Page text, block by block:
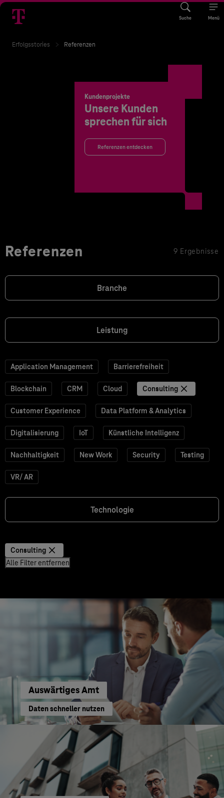
Suche Menü
Erfolgsstories Referenzen
Kundenprojekte
Unsere Kunden
sprechen für sich
Referenzen entdecken
Referenzen 9 Ergebnisse
Branche
Leistung
Application Management Barrierefreiheit
Blockchain CRM Cloud Consulting
Customer Experience Data Platform & Analytics
Digitalisierung IoT Künstliche Intelligenz
Nachhaltigkeit New Work Security Testing
VR/ AR
Technologie
Consulting
Alle Filter entfernen
Auswärtiges Amt
Daten schneller nutzen